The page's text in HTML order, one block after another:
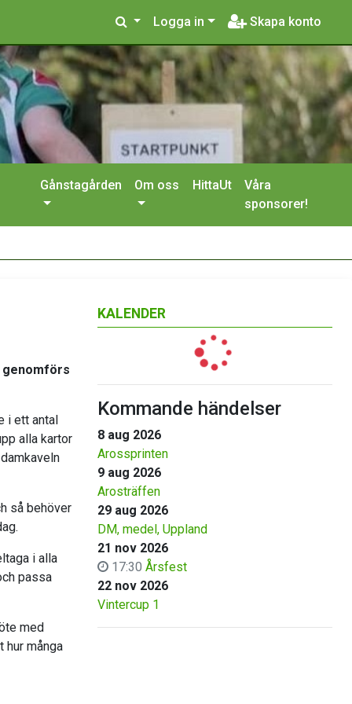
Logga in Skapa konto
Gånstagården Om oss HittaUt
Våra
sponsorer!
genomförs
i ett antal
alla kartor
så behöver
i alla
passa
med
hur många
KALENDER
Kommande händelser
8 aug 2026
Arossprinten
9 aug 2026
Arosträffen
29 aug 2026
DM, medel, Uppland
21 nov 2026
17:30 Årsfest
22 nov 2026
Vintercup 1